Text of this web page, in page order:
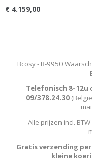
€ 4.159,00
Bcosy - B-9950
Telefonisch 8-12u
09/378.24.30
Alle prijzen incl.
Gratisverzending per
kleine